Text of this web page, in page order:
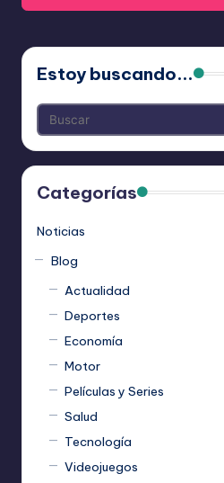
Estoy buscando...
Categorías
Noticias
Blog
Actualidad
Deportes
Economía
Motor
Películas y Series
Salud
Tecnología
Videojuegos